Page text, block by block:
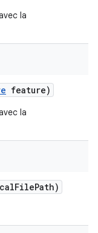
la
feature)
la
FilePath)